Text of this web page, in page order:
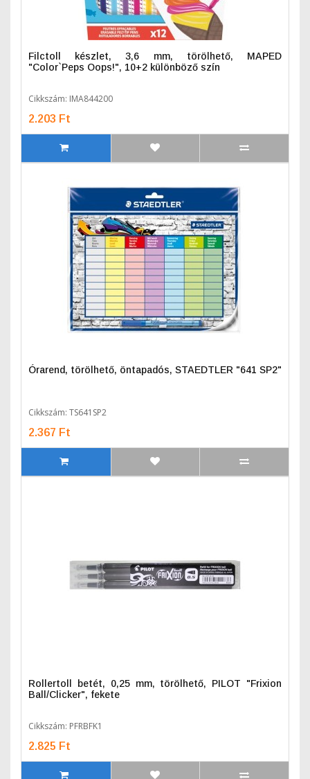
Filctoll készlet, 3,6 mm, törölhető, MAPED
"Color`Peps Oops!", 10+2 különböző szín
Cikkszám: IMA844200
2.203 Ft
Órarend, törölhető, öntapadós, STAEDTLER "641 SP2"
Cikkszám: TS641SP2
2.367 Ft
Rollertoll betét, 0,25 mm, törölhető, PILOT "Frixion
Ball/Clicker", fekete
Cikkszám: PFRBFK1
2.825 Ft